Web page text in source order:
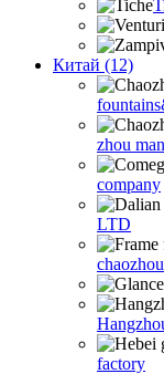
Китай (12)
zhou
company
LTD
chaozhou
factory